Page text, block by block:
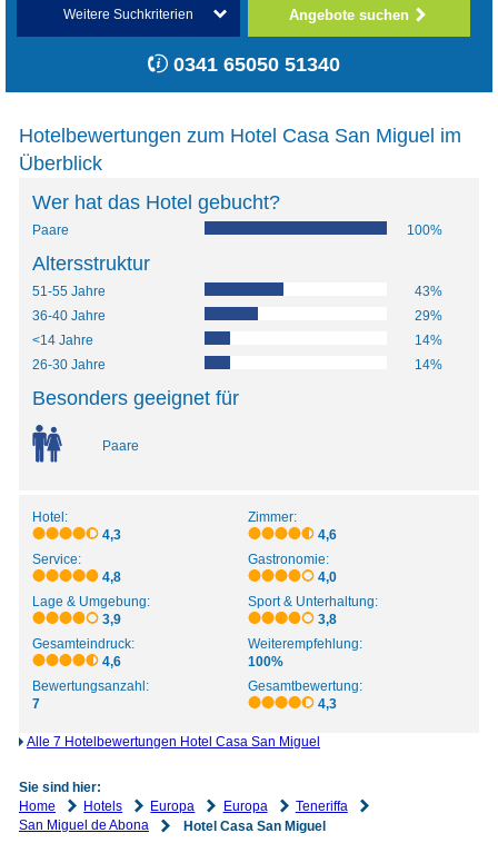
Weitere Suchkriterien Angebote suchen
0341 65050 51340
Hotelbewertungen zum Hotel Casa San Miguel im
Überblick
Wer hat das Hotel gebucht?
Paare 100%
Altersstruktur
51-55 Jahre
43%
36-40 Jahre
29%
<14 Jahre
14%
26-30 Jahre
14%
Besonders geeignet für
Paare
Hotel:
4,3
Zimmer:
4,6
Service:
4,8
Gastronomie:
4,0
Lage & Umgebung:
3,9
Sport & Unterhaltung:
3,8
Gesamteindruck:
4,6
Weiterempfehlung:
100%
Bewertungsanzahl:
7
Gesamtbewertung:
4,3
Alle 7 Hotelbewertungen Hotel Casa San Miguel
Sie sind hier:
Home
Hotels Europa Europa
Teneriffa
San Miguel de Abona
Hotel Casa San Miguel